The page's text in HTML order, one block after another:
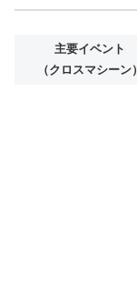
主要イベント
（クロスマシーン）